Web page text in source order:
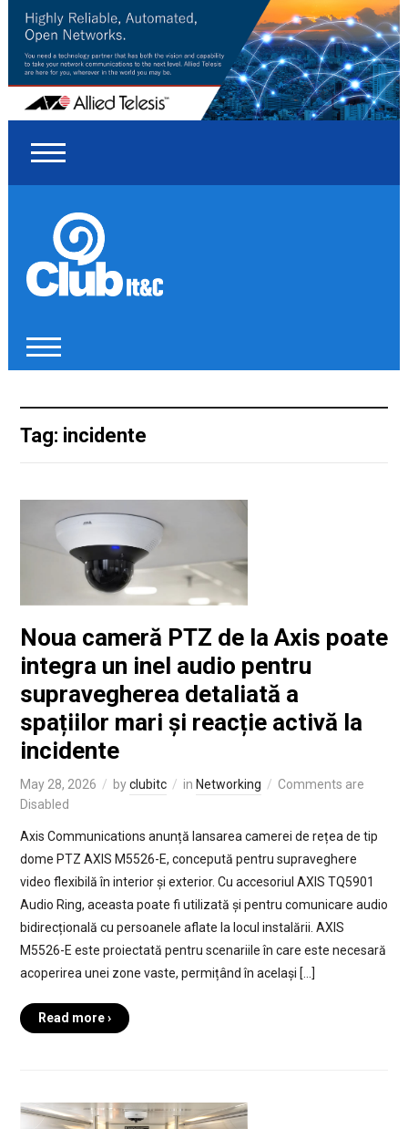
Tag: incidente
Noua cameră PTZ de la Axis poate
integra un inel audio pentru
supravegherea detaliată a
spațiilor mari și reacție activă la
incidente
May 28, 2026 byclubitc in Networking
Comments are
Disabled
Axis Communications anunță lansarea camerei de rețea de tip
dome PTZ AXIS M5526-E, concepută pentru supraveghere
video flexibilă în interior și exterior. Cu accesoriul AXIS TQ5901
Audio Ring, aceasta poate fi utilizată și pentru comunicare audio
bidirecțională cu persoanele aflate la locul instalării. AXIS
M5526-E este proiectată pentru scenariile în care este necesară
acoperirea unei zone vaste, permițând în același […]
Read more ›